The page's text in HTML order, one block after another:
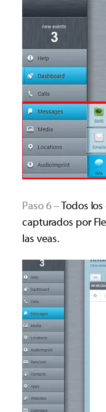
Paso 6 –Todos
capturados por
las veas.